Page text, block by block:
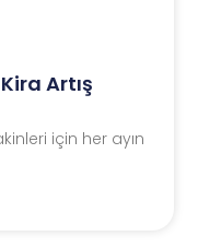
Artış
için her ayın